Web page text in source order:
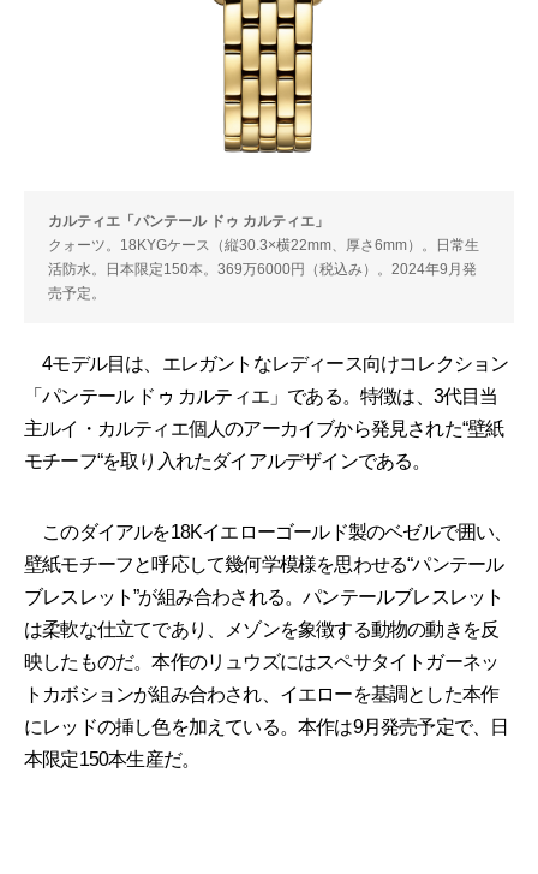
カルティエ「パンテール ドゥ カルティエ」
クォーツ。18KYGケース（縦30.3×横22mm、厚さ6mm）。日常生
活防水。日本限定150本。369万6000円（税込み）。2024年9月発
売予定。
4モデル目は、エレガントなレディース向けコレクション
「パンテール ドゥ カルティエ」である。特徴は、3代目当
主ルイ・カルティエ個人のアーカイブから発見された“壁紙
モチーフ“を取り入れたダイアルデザインである。
このダイアルを18Kイエローゴールド製のベゼルで囲い、
壁紙モチーフと呼応して幾何学模様を思わせる“パンテール
ブレスレット”が組み合わされる。パンテールブレスレット
は柔軟な仕立てであり、メゾンを象徴する動物の動きを反
映したものだ。本作のリュウズにはスペサタイトガーネッ
トカボションが組み合わされ、イエローを基調とした本作
にレッドの挿し色を加えている。本作は9月発売予定で、日
本限定150本生産だ。